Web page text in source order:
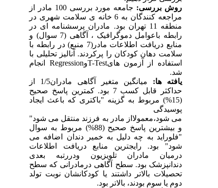
روش بررسی:
جامعه مورد بررسی 100 مادر از
مراجعه کنندگان به 6 خانه ی سلامت شهری در
منطقه 11 تهران بود. مادران پرسشنامه ای در
رابطه باعوامل دموگرافیک ، آگاهی (7 سوال) و
منابع دریافت اطلاعات مادر(7 منبع) در رابطه با
سلامت دهان کودکان را پرکردند. آنالیز تحلیلی با
استفاده از آزمون هایT-TestوRegressionانجام
شد.
یافته ها:
میانگین متغیر آگاهی مادران1/5 از
حداکثر قابل کسب 7 بود. کمترین پاسخ صحیح
(15%) مربوط به گزینه "باکتری که باعث ایجاد
پوسیدگی
می شود،معمولااز مادر به فرزند منتقل می شود"
و بیشترین پاسخ صحیح (88%) مربوط به سوال
"فلوراید به چه دلیل به خمیر دندان اضافه می
شود" بود. رایجترین منابع دریافت اطلاعات
درمیان مادران تلویزیون ودررتبه بعدی
دندانپزشک بود. سطح آگاهی درمادرانی که سطح
تحصیلات بالاتر داشتند یا کودکانشان نوبت تولد
دوم یا سوم بودند، بالاتر بود.